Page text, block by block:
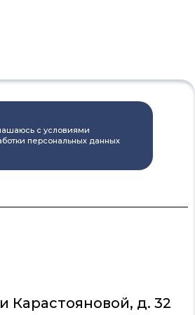
с условиями
персональных данных
Карастояновой, д. 32